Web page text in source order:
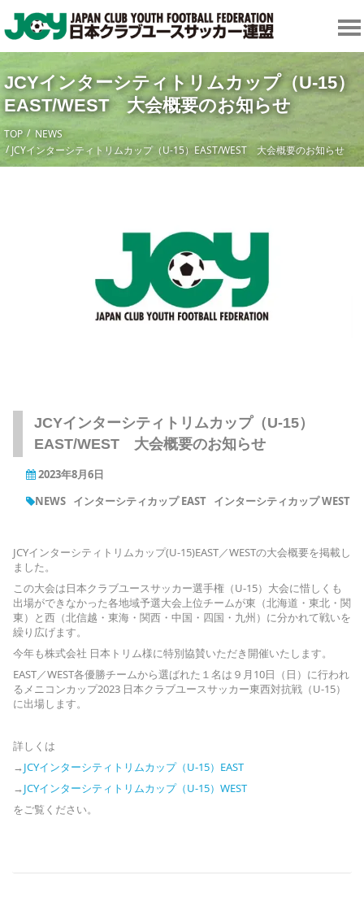
JCYインターシティトリムカップ（U-15）
EAST/WEST 大会概要のお知らせ
TOP
NEWS
JCYインターシティトリムカップ（U-15）EAST/WEST 大会概要のお知らせ
JCYインターシティトリムカップ（U-15）
EAST/WEST 大会概要のお知らせ
2023年8月6日
NEWS インターシティカップ EAST インターシティカップ WEST
JCYインターシティトリムカップ(U-15)EAST／WESTの大会概要を掲載し
ました。
この大会は日本クラブユースサッカー選手権（U-15）大会に惜しくも
出場ができなかった各地域予選大会上位チームが東（北海道・東北・関
東）と西（北信越・東海・関西・中国・四国・九州）に分かれて戦いを
繰り広げます。
今年も株式会社 日本トリム様に特別協賛いただき開催いたします。
EAST／WEST各優勝チームから選ばれた１名は９月10日（日）に行われ
るメニコンカップ2023 日本クラブユースサッカー東西対抗戦（U-15）
に出場します。
詳しくは
→ JCYインターシティトリムカップ（U-15）EAST
→ JCYインターシティトリムカップ（U-15）WEST
をご覧ください。